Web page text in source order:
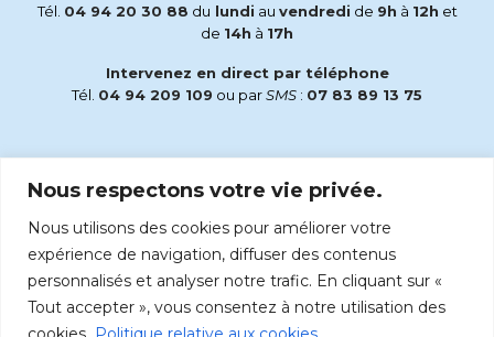
Nous respectons votre vie privée.
Nous utilisons des cookies pour améliorer votre
expérience de navigation, diffuser des contenus
personnalisés et analyser notre trafic. En cliquant sur «
Tout accepter », vous consentez à notre utilisation des
Tél. 04 94 20 30 88 du lundi au vendredi de 9h à 12h et
de 14h à 17h
Intervenez en direct par téléphone
Tél. 04 94 209 109 ou parSMS : 07 83 89 13 75
accueil@radiomaria.fr
Écoutez Radio Maria sur :